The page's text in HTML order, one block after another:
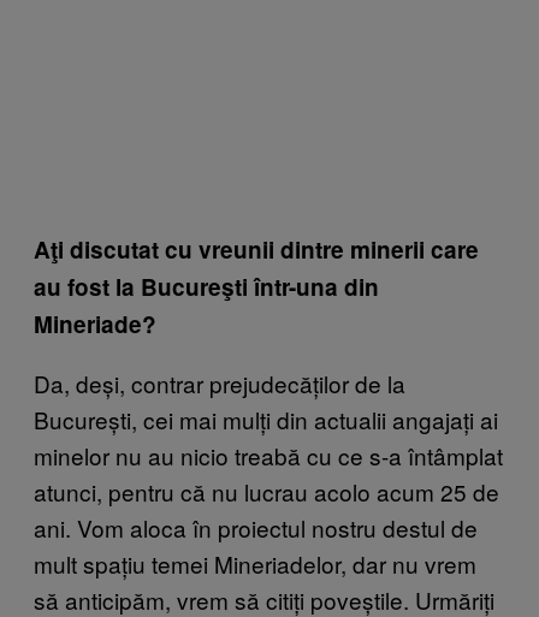
Aţi discutat cu vreunii dintre minerii care
au fost la Bucureşti într-una din
Mineriade?
Da, deși, contrar prejudecăților de la
București, cei mai mulți din actualii angajați ai
minelor nu au nicio treabă cu ce s-a întâmplat
atunci, pentru că nu lucrau acolo acum 25 de
ani. Vom aloca în proiectul nostru destul de
mult spațiu temei Mineriadelor, dar nu vrem
să anticipăm, vrem să citiți poveștile. Urmăriți